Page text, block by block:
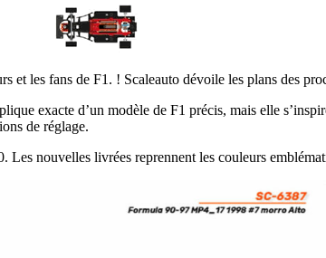
et les fans de F1. ! Scaleauto dévoile les plans des
exacte d’un modèle de F1 précis, mais elle
de réglage.
Les nouvelles livrées reprennent les couleurs